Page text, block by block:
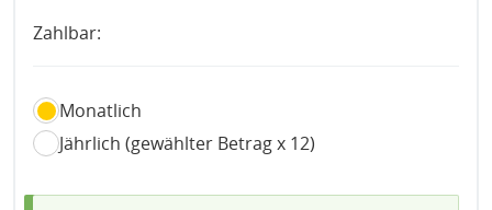
Zahlbar:
abbuchungsrhytmus
Monatlich
Jährlich (gewählter Betrag x 12)